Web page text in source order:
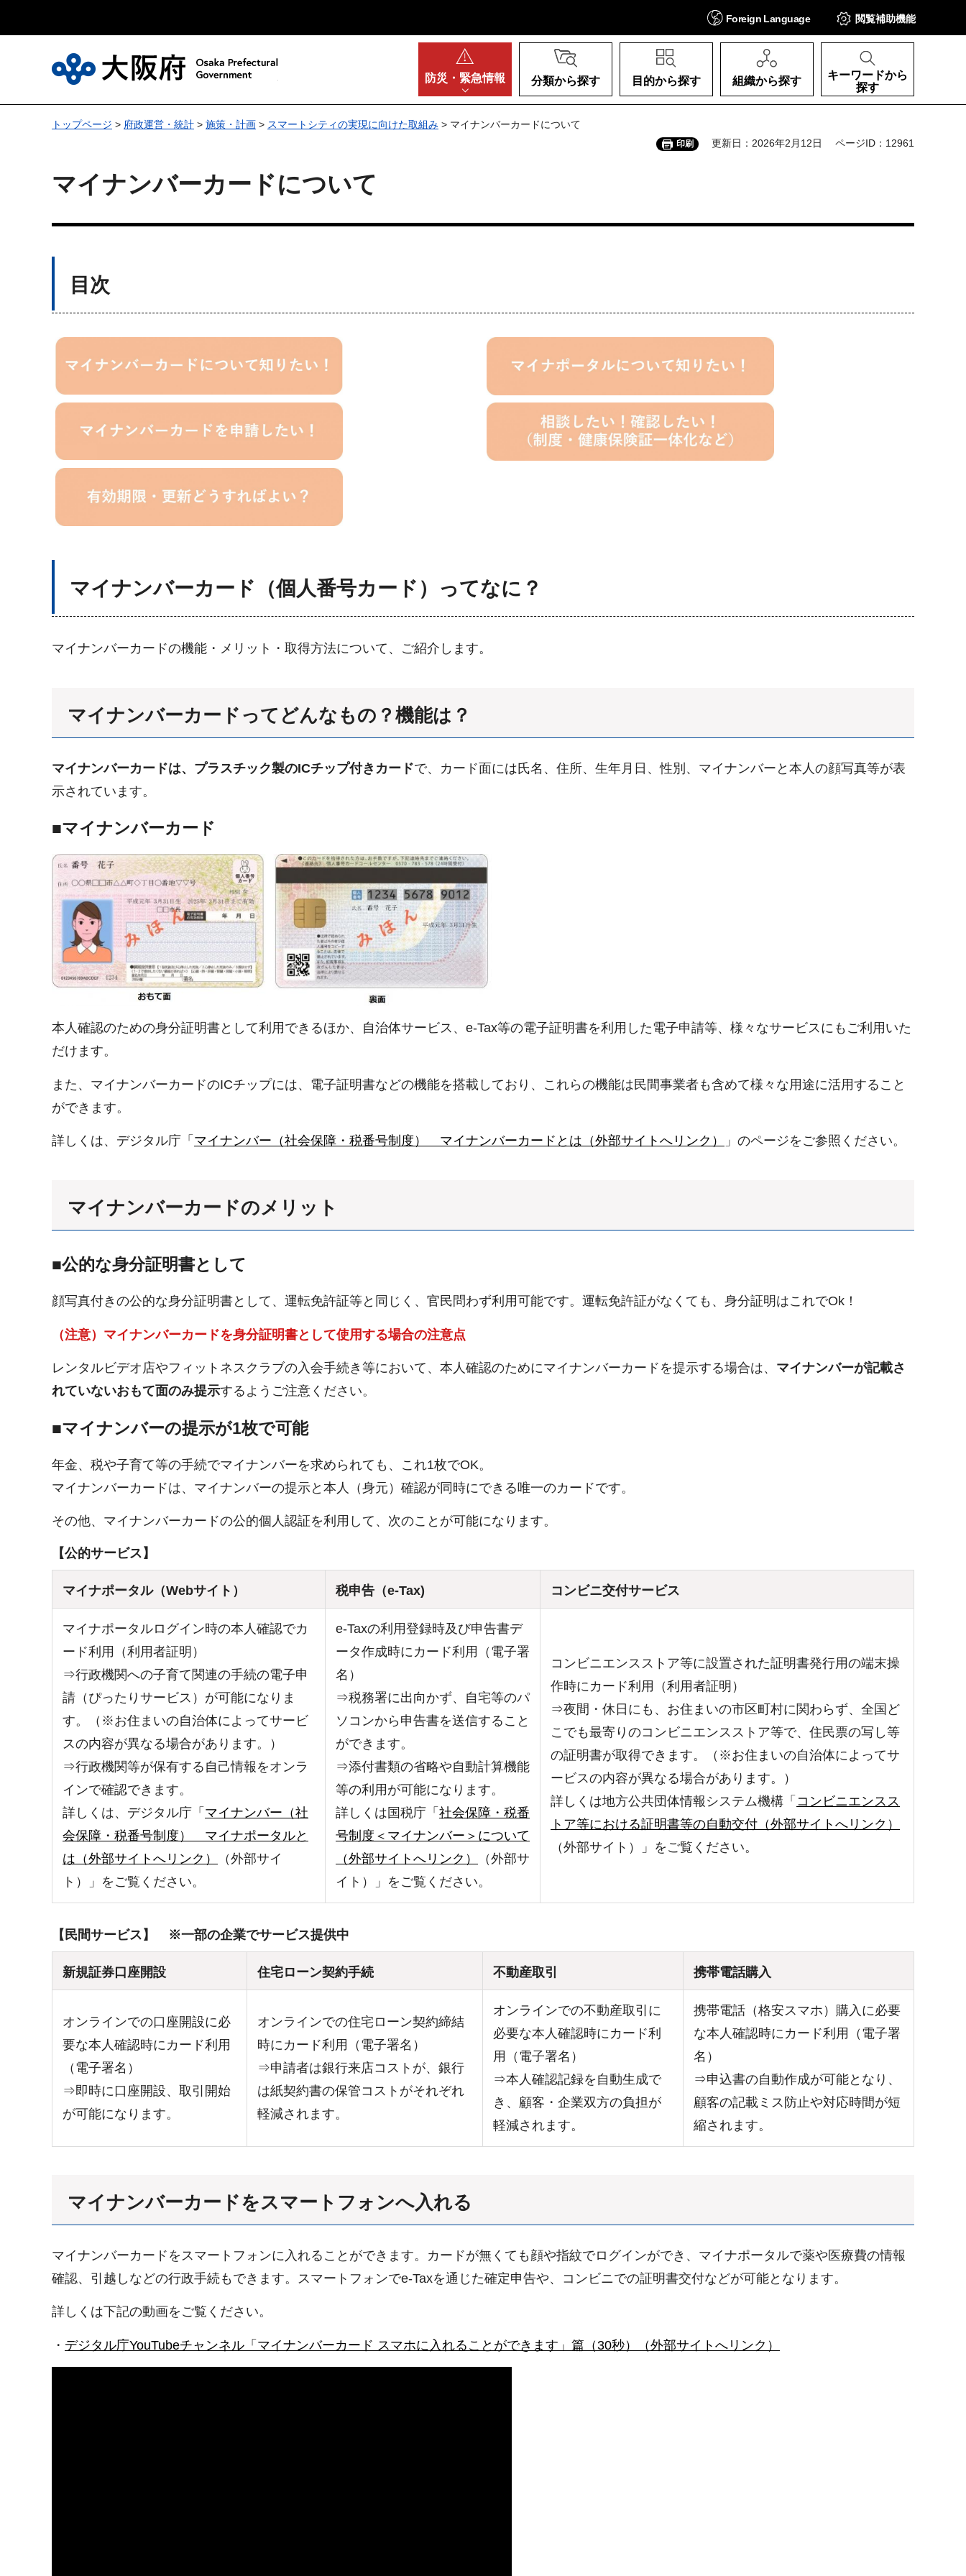
Foreign Language 閲覧補助機能
防災・ 緊急情報 分類から探す 目的から探す 組織から探す
キーワードから
探す
トップページ > 府政運営・統計 > 施策・計画 > スマートシティの実現に向けた取組み > マイナンバーカードについて
印刷 更新日：2026年2月12日 ページID：12961
マイナンバーカードについて
目次
マイナンバーカード（個人番号カード） ってなに？
マイナンバーカードの機能・メリット・取得方法について、ご紹介します。
マイナンバーカードってどんなもの？機能は？
マイナンバーカードは、プラスチック製のICチップ付きカードで、カード面には氏名、住所、生年月日、性別、マイナンバーと本人の顔写真等が表
示されています。
■マイナンバーカード
本人確認のための身分証明書として利用できるほか、自治体サービス、e-Tax等の電子証明書を利用した電子申請等、様々なサービスにもご利用いた
だけます。
また、マイナンバーカードのICチップには、電子証明書などの機能を搭載しており、これらの機能は民間事業者も含めて様々な用途に活用すること
ができます。
詳しくは、デジタル庁「 マイナンバー（社会保障・税番号制度） マイナンバーカードとは（外部サイトへリンク） 」のページをご参照ください。
マイナンバーカードのメリット
■公的な身分証明書として
顔写真付きの公的な身分証明書として、運転免許証等と同じく、官民問わず利用可能です。運転免許証がなくても、身分証明はこれでOk！
（注意）マイナンバーカードを身分証明書として使用する場合の注意点
レンタルビデオ店やフィットネスクラブの入会手続き等において、本人確認のためにマイナンバーカードを提示する場合は、 マイナンバーが記載さ
れていないおもて面のみ提示するようご注意ください。
■マイナンバーの提示が1枚で可能
年金、税や子育て等の手続でマイナンバーを求められても、これ1枚でOK。
マイナンバーカードは、マイナンバーの提示と本人（身元）確認が同時にできる唯一のカードです。
その他、マイナンバーカードの公的個人認証を利用して、次のことが可能になります。
【公的サービス】
マイナポータル（Webサイト） 税申告（e-Tax) コンビニ交付サービス
マイナポータルログイン時の本人確認でカ
ード利用（利用者証明）
⇒行政機関への子育て関連の手続の電子申
請（ぴったりサービス）が可能になりま
す。（※お住まいの自治体によってサービ
スの内容が異なる場合があります。）
⇒行政機関等が保有する自己情報をオンラ
インで確認できます。
詳しくは、デジタル庁「 マイナンバー（社
会保障・税番号制度） マイナポータルと
は（外部サイトへリンク）
（外部サイ
ト）」をご覧ください。
e-Taxの利用登録時及び申告書デ
ータ作成時にカード利用（電子署
名）
⇒税務署に出向かず、自宅等のパ
ソコンから申告書を送信すること
ができます。
⇒添付書類の省略や自動計算機能
等の利用が可能になります。
詳しくは国税庁「 社会保障・税番
号制度＜マイナンバー＞について
（外部サイトへリンク）
（外部サ
イト）」をご覧ください。
コンビニエンスストア等に設置された証明書発行用の端末操
作時にカード利用（利用者証明）
⇒夜間・休日にも、お住まいの市区町村に関わらず、全国ど
こでも最寄りのコンビニエンスストア等で、住民票の写し等
の証明書が取得できます。（※お住まいの自治体によってサ
ービスの内容が異なる場合があります。）
詳しくは地方公共団体情報システム機構「 コンビニエンスス
トア等における証明書等の自動交付（外部サイトへリンク）
（外部サイト）」をご覧ください。
【民間サービス】 ※一部の企業でサービス提供中
新規証券口座開設 住宅ローン契約手続 不動産取引 携帯電話購入
オンラインでの口座開設に必
要な本人確認時にカード利用
（電子署名）
⇒即時に口座開設、取引開始
が可能になります。
オンラインでの住宅ローン契約締結
時にカード利用（電子署名）
⇒申請者は銀行来店コストが、銀行
は紙契約書の保管コストがそれぞれ
軽減されます。
オンラインでの不動産取引に
必要な本人確認時にカード利
用（電子署名）
⇒本人確認記録を自動生成で
き、顧客・企業双方の負担が
軽減されます。
携帯電話（格安スマホ）購入に必要
な本人確認時にカード利用（電子署
名）
⇒申込書の自動作成が可能となり、
顧客の記載ミス防止や対応時間が短
縮されます。
マイナンバーカードをスマートフォンへ入れる
マイナンバーカードをスマートフォンに入れることができます。カードが無くても顔や指紋でログインができ、マイナポータルで薬や医療費の情報
確認、引越しなどの行政手続もできます。スマートフォンでe-Taxを通じた確定申告や、コンビニでの証明書交付などが可能となります。
詳しくは下記の動画をご覧ください。
・ デジタル庁YouTubeチャンネル「マイナンバーカード スマホに入れることができます」篇（30秒）（外部サイトへリンク）